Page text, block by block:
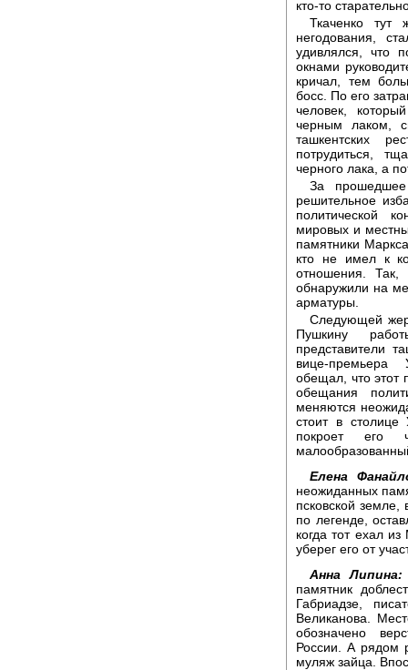
кто-то
Ткаченко
негодования,
удивлялся, что
окнами
кричал, тем
босс. По его
человек,
черным лаком,
ташкентских
потрудиться,
черного лака, а
За прошедшее
решительное
политической
мировых и
памятники
кто не имел к
отношения. Так,
обнаружили на
арматуры.
Следующей
Пушкину
представители
вице-премьера
обещал, что этот
обещания
меняются
стоит в столице
покроет его
Елена
неожиданных
псковской земле,
по легенде,
когда тот ехал
уберег его от
Анна
памятник
Габриадзе,
Великанова.
обозначено
России. А рядом
муляж зайца.